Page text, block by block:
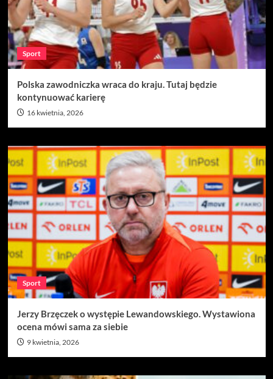
Sport
Polska zawodniczka wraca do kraju. Tutaj będzie
kontynuować karierę
16 kwietnia, 2026
Sport
Jerzy Brzęczek o występie Lewandowskiego. Wystawiona
ocena mówi sama za siebie
9 kwietnia, 2026